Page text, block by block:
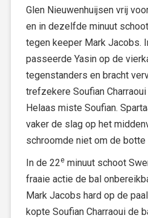
Glen Nieuwenhuijsen vrij
en in dezelfde minuut
tegen keeper Mark Jacobs.
passeerde Yasin op de
tegenstanders en bracht
trefzekere Soufian
Helaas miste Soufian.
vaker de slag op het
schroomde niet om de botte
In de 22e minuut schoot
fraaie actie de bal
Mark Jacobs hard op de
kopte Soufian Charraoui de